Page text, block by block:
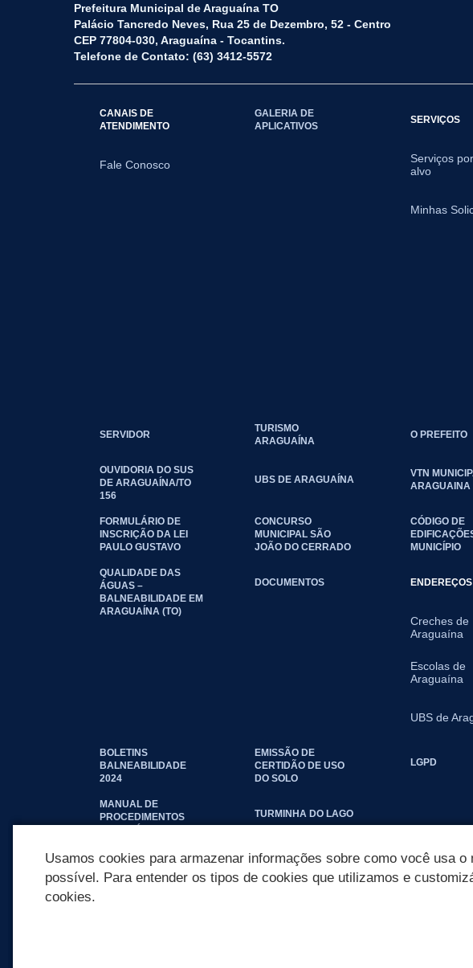
Prefeitura Municipal de Araguaína TO
Palácio Tancredo Neves, Rua 25 de Dezembro, 52 - Centro
CEP 77804-030, Araguaína - Tocantins.
Telefone de Contato: (63) 3412-5572
CANAIS DE
ATENDIMENTO
Fale Conosco
GALERIA DE
APLICATIVOS
SERVIÇOS
Serviços
alvo
Minhas
SERVIDOR
TURISMO
ARAGUAÍNA
O PREFEITO
OUVIDORIA DO SUS
DE ARAGUAÍNA/TO
156
UBS DE ARAGUAÍNA
VTN
ARAGUAINA
FORMULÁRIO DE
INSCRIÇÃO DA LEI
PAULO GUSTAVO
CONCURSO
MUNICIPAL SÃO
JOÃO DO CERRADO
CÓDIGO DE
MUNICÍPIO
QUALIDADE DAS
ÁGUAS –
BALNEABILIDADE EM
ARAGUAÍNA (TO)
DOCUMENTOS
Creches de
Araguaína
Escolas de
Araguaína
UBS de
BOLETINS
BALNEABILIDADE
2024
EMISSÃO DE
CERTIDÃO DE USO
DO SOLO
LGPD
MANUAL DE
PROCEDIMENTOS
TURMINHA DO LAGO
Usamos cookies para armazenar informações sobre como você usa
possível. Para entender os tipos de cookies que utilizamos e
cookies.